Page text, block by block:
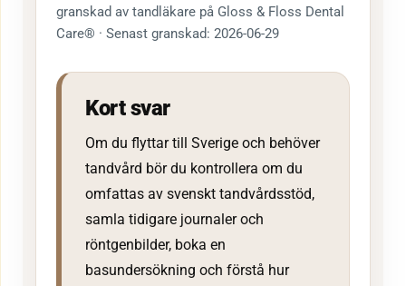
granskad av tandläkare på Gloss & Floss Dental
Care® · Senast granskad: 2026-06-29
Kort svar
Om du flyttar till Sverige och behöver
tandvård bör du kontrollera om du
omfattas av svenskt tandvårdsstöd,
samla tidigare journaler och
röntgenbilder, boka en
basundersökning och förstå hur